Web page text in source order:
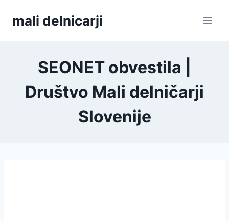
mali delnicarji
SEONET obvestila |
Društvo Mali delničarji
Slovenije